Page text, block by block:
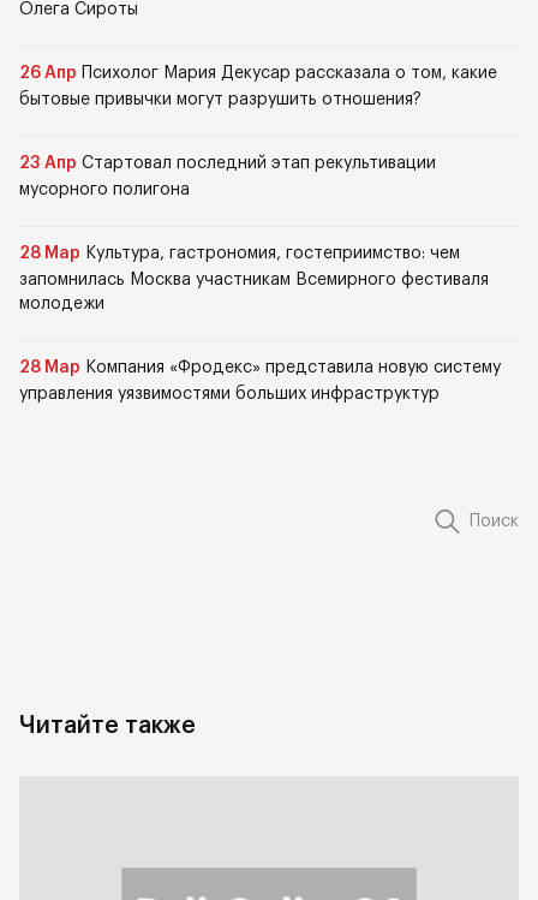
Олега Сироты
26 Апр
Психолог Мария Декусар рассказала о том, какие
бытовые привычки могут разрушить отношения?
23 Апр Стартовал последний этап рекультивации
мусорного полигона
28 Мар Культура, гастрономия, гостеприимство: чем
запомнилась Москва участникам Всемирного фестиваля
молодежи
28 Мар Компания «Фродекс» представила новую систему
управления уязвимостями больших инфраструктур
Поиск
Читайте также